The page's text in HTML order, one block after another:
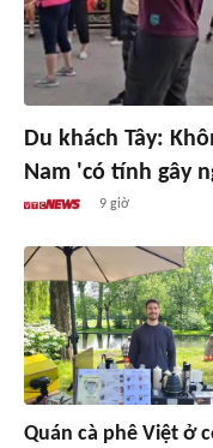
Du khách Tây:
Nam 'có tính gây
9 giờ
Quán cà phê Việt ở